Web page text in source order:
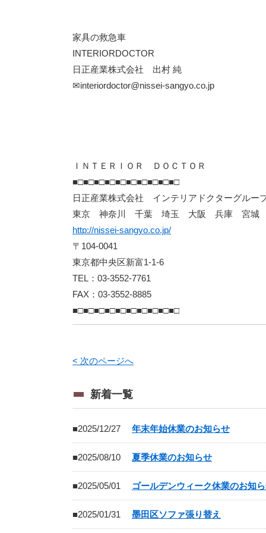
家具の救急車
INTERIORDOCTOR
日正産業株式会社 出村 純
✉interiordoctor@nissei-sangyo.co.jp
ＩＮＴＥＲＩＯＲ ＤＯＣＴＯＲ
■□■□■□■□■□■□■□■□■□■□
日正産業株式会社 インテリアドクターグルー
東京 神奈川 千葉 埼玉 大阪 兵庫 宮城
http://nissei-sangyo.co.jp/
〒104-0041
東京都中央区新富1-1-6
TEL：03-3552-7761
FAX：03-3552-8885
■□■□■□■□■□■□■□■□■□■□
< 次のページへ
新着一覧
■2025/12/27 年末年始休業のお知らせ
■2025/08/10 夏季休業のお知らせ
■2025/05/01 ゴールデンウィーク休業のお知
■2025/01/31 墨田区ソファ張り替え